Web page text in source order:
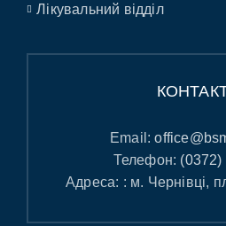
Лікувальний відділ
Email:
Телефон: (0372)
Адреса: : м. Чернівці,